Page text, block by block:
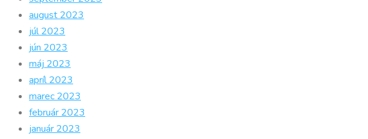
august 2023
júl 2023
jún 2023
máj 2023
apríl 2023
marec 2023
február 2023
január 2023